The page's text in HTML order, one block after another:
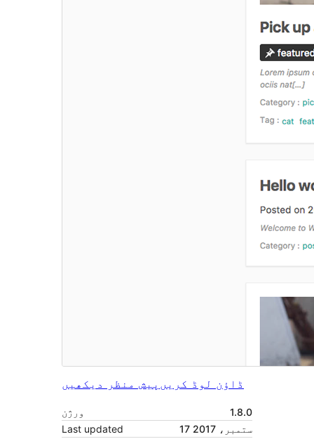
پیش منظر دیکھیں ڈاؤن لوڈ کریں
ورژن
1.8.0
Last updated
17 ستمبر، 2017